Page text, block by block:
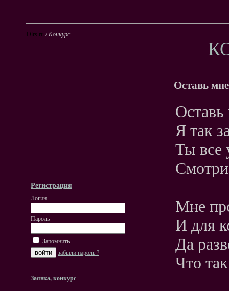
Olrs.ru /Конкурс
Регистрация
Логин
Пароль
Запомнить
забыли пароль ?
Заявка, конкурс
Оставь
Я так
Ты все
Мне
И для
Да
Что